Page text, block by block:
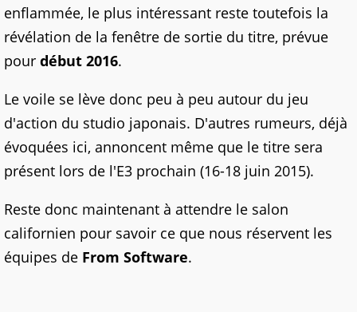
enflammée, le plus intéressant reste toutefois la
révélation de la fenêtre de sortie du titre, prévue
pour début 2016.
Le voile se lève donc peu à peu autour du jeu
d'action du studio japonais. D'autres rumeurs, déjà
évoquées ici, annoncent même que le titre sera
présent lors de l'E3 prochain (16-18 juin 2015).
Reste donc maintenant à attendre le salon
californien pour savoir ce que nous réservent les
équipes de From Software.